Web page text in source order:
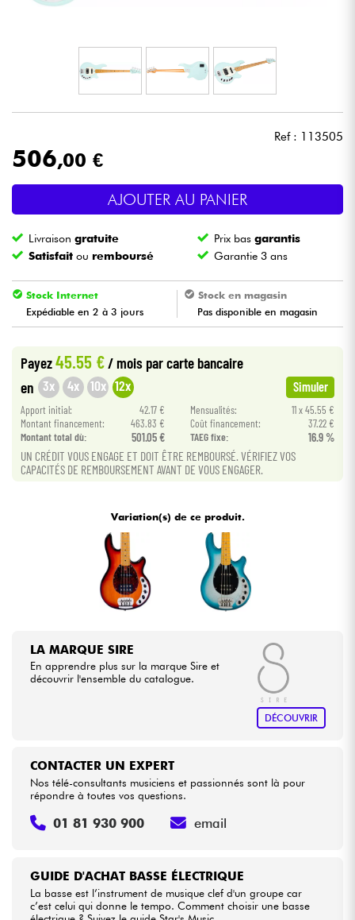
Eclairage
Violons & Quatuor
Eveil Musical
Câbles & Access.
HiFi
Packs
Voir nos marques
Ref : 113505
506,00 €
AJOUTER AU PANIER
Livraisongratuite Prix basgarantis
Satisfait ou remboursé Garantie 3 ans
Stock Internet
Expédiable en 2 à 3 jours
Stock en magasin
Pas disponible en magasin
Payez45.55 €/ mois par carte bancaire
en 3x 4x 10x 12x Simuler
Apport initial: 42.17 € Mensualités:
11 x 45.55 €
Montant financement:
463.83 € Coût financement:
37.22 €
Montant total dù:
501.05 € TAEG fixe: 16.9 %
UN CRÉDIT VOUS ENGAGE ET DOIT ÊTRE REMBOURSÉ. VÉRIFIEZ VOS
CAPACITÉS DE REMBOURSEMENT AVANT DE VOUS ENGAGER.
Variation(s) de ce produit.
LA MARQUE SIRE
En apprendre plus sur la marque Sire et
découvrir l'ensemble du catalogue.
DÉCOUVRIR
GUIDE D'ACHAT BASSE ÉLECTRIQUE
La basse est l’instrument de musique clef d'un groupe car
c’est celui qui donne le tempo. Comment choisir une basse
CONTACTER UN EXPERT
Nos télé-consultants musiciens et passionnés sont là pour
répondre à toutes vos questions.
01 81 930 900 email